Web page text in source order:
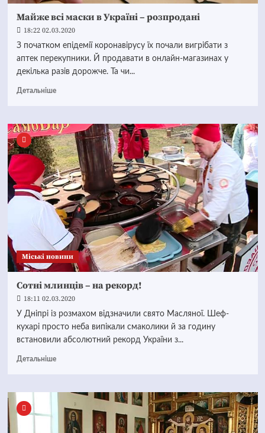
Майже всі маски в Україні – розпродані
18:22 02.03.2020
З початком епідемії коронавірусу їх почали вигрібати з
аптек перекупники. Й продавати в онлайн-магазинах у
декілька разів дорожче. Та чи...
Детальніше
Mіські новини
Сотні млинців – на рекорд!
18:11 02.03.2020
У Дніпрі із розмахом відзначили свято Масляної. Шеф-
кухарі просто неба випікали смаколики й за годину
встановили абсолютний рекорд України з...
Детальніше